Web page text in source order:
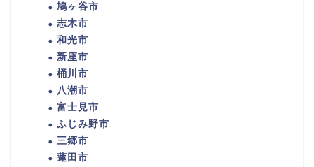
鳩ヶ谷市
志木市
和光市
新座市
桶川市
八潮市
富士見市
ふじみ野市
三郷市
蓮田市